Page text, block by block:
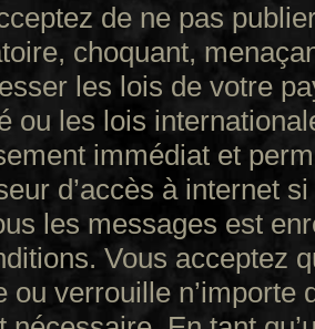
de ne pas
choquant,
les lois de votre
ou les lois
immédiat et
d’accès à internet
les messages est
Vous acceptez
ou verrouille